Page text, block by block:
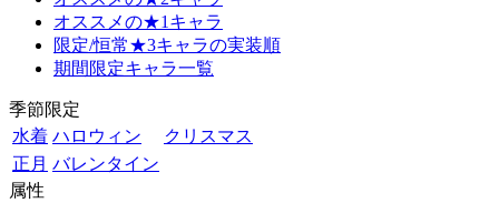
オススメの★1キャラ
限定/恒常★3キャラの実装順
期間限定キャラ一覧
季節限定
水着 ハロウィン
クリスマス
正月 バレンタイン
属性